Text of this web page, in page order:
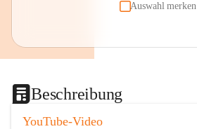
Auswahl merken
Beschreibung
YouTube-Video